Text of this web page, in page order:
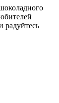
радуйтесь